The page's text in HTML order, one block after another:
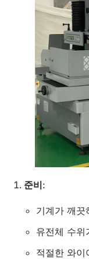
준비:
기계가 깨끗
유전체 수위
적절한 와